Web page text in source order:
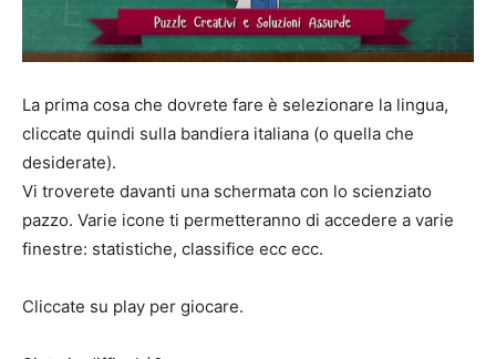
La prima cosa che dovrete fare è selezionare la lingua,
cliccate quindi sulla bandiera italiana (o quella che
desiderate).
Vi troverete davanti una schermata con lo scienziato
pazzo. Varie icone ti permetteranno di accedere a varie
finestre: statistiche, classifice ecc ecc.
Cliccate su play per giocare.